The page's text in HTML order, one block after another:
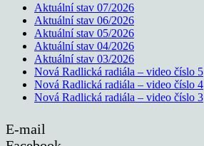
Aktuální stav 07/2026
Aktuální stav 06/2026
Aktuální stav 05/2026
Aktuální stav 04/2026
Aktuální stav 03/2026
Nová Radlická radiála – video číslo 5
Nová Radlická radiála – video číslo 4
Nová Radlická radiála – video číslo 3
E-mail